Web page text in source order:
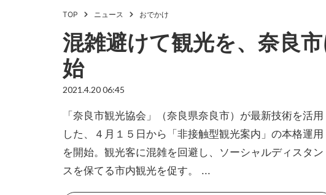
TOP ニュース おでかけ
混雑避けて観光を、奈良
始
2021.4.20 06:45
「奈良市観光協会」（奈良県奈良市）が最新技術を活用
した、４月１５日から「非接触型観光案内」の本格運用
を開始。観光客に混雑を回避し、ソーシャルディスタン
スを保てる市内観光を促す。 ...